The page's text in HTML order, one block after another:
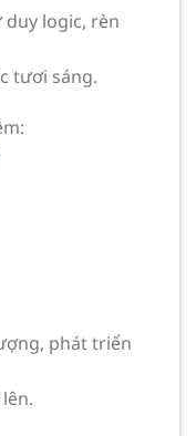
duy logic, rèn
tươi sáng.
phát triển